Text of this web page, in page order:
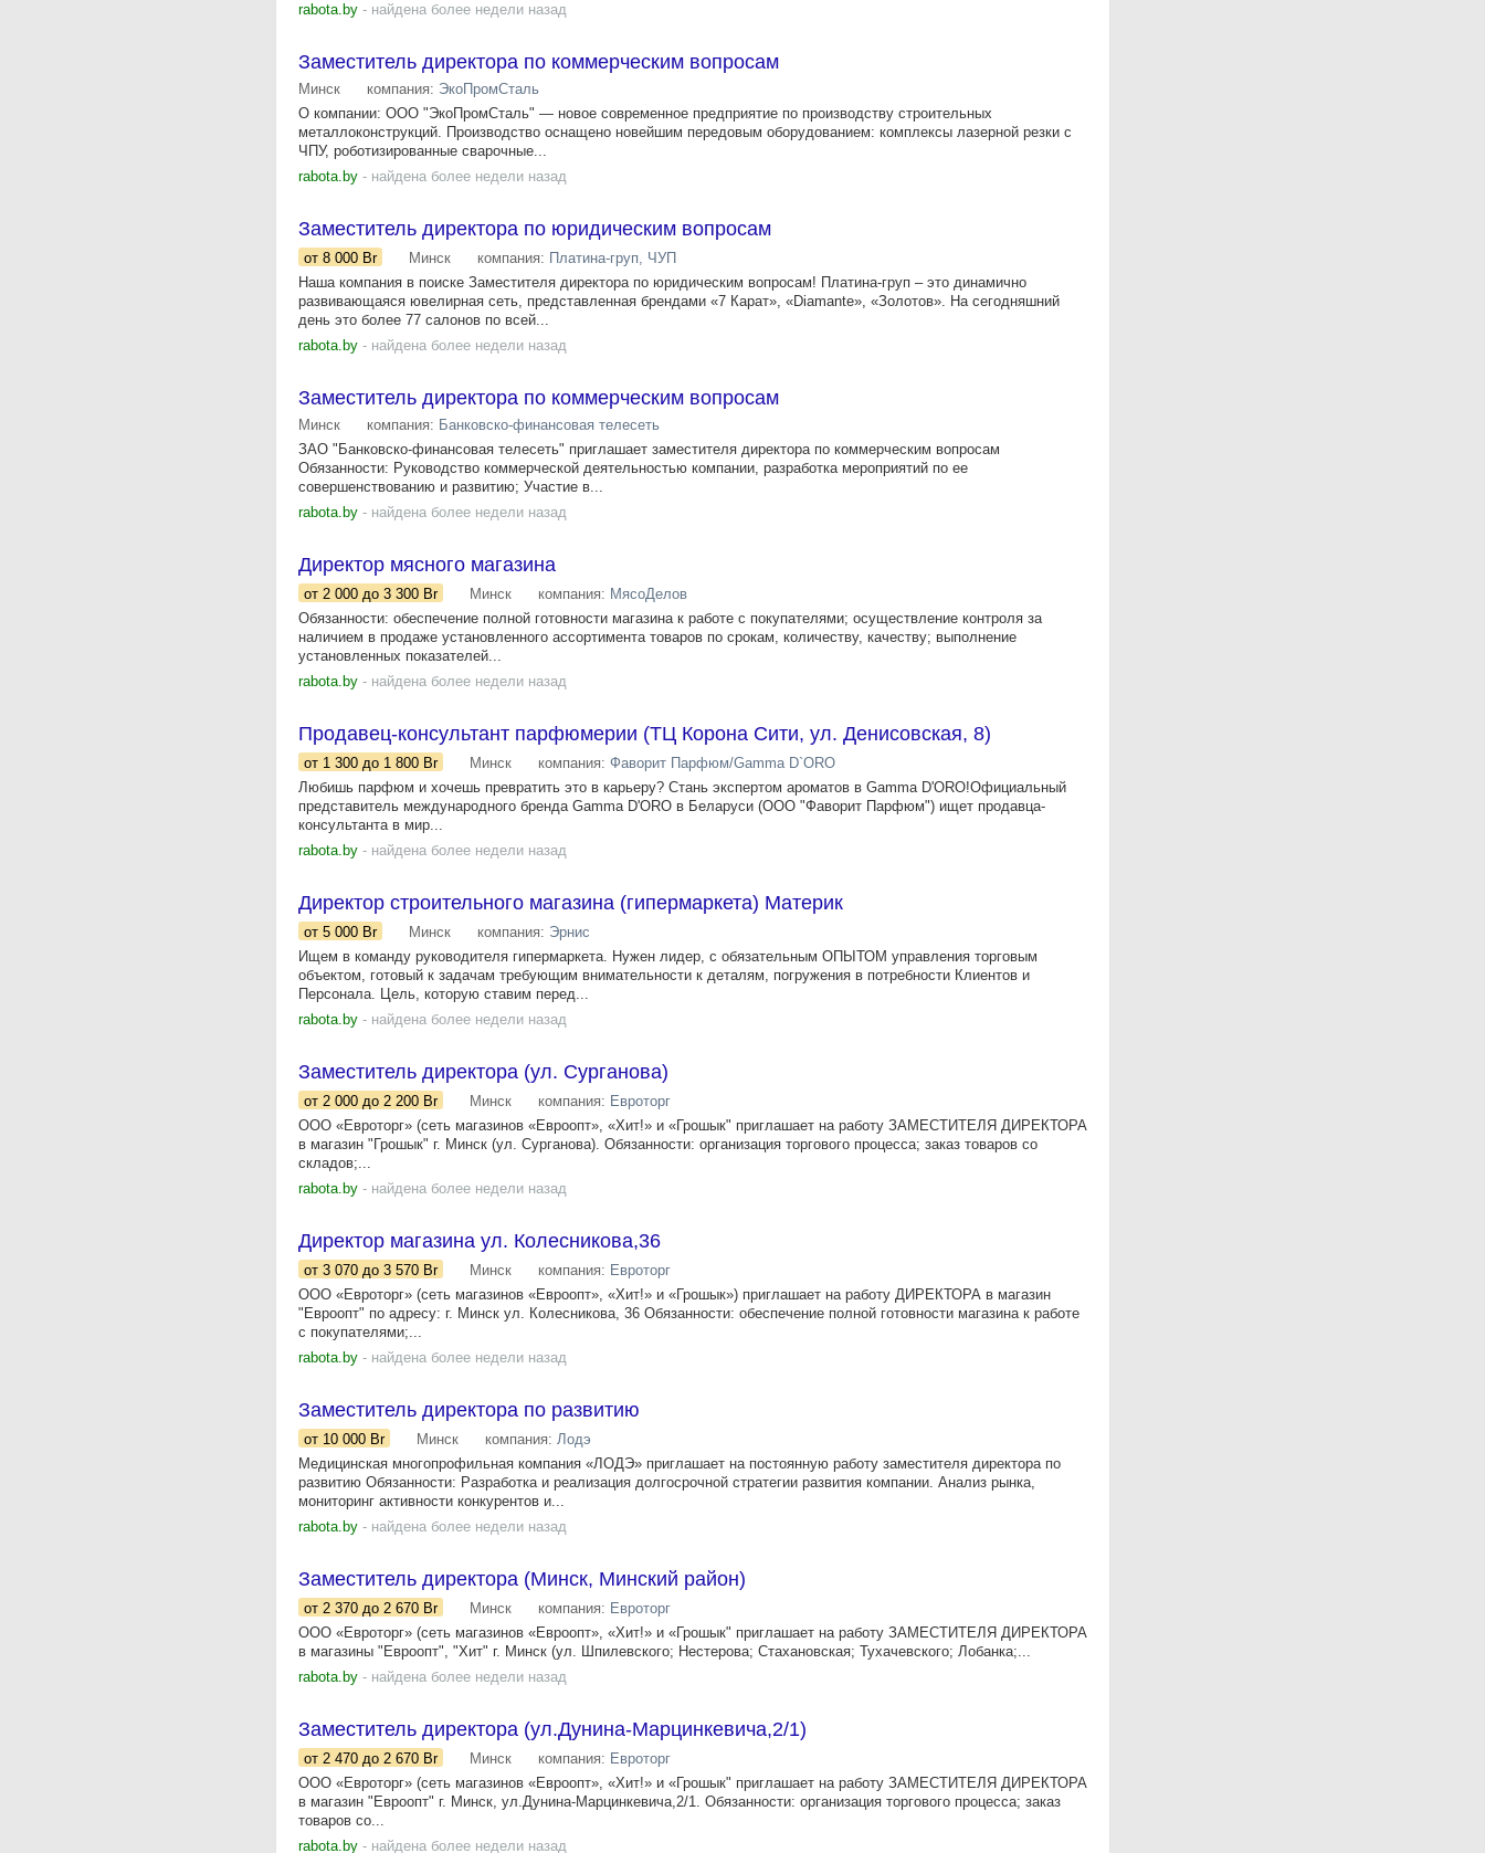
rabota.by - найдена более недели назад
Заместитель директора по коммерческим вопросам
Минск компания: ЭкоПромСталь
О компании: ООО "ЭкоПромСталь" — новое современное предприятие по производству строительных
металлоконструкций. Производство оснащено новейшим передовым оборудованием: комплексы лазерной резки с
ЧПУ, роботизированные сварочные...
rabota.by - найдена более недели назад
Заместитель директора по юридическим вопросам
от 8 000 Br Минск компания: Платина-груп, ЧУП
Наша компания в поиске Заместителя директора по юридическим вопросам! Платина-груп – это динамично
развивающаяся ювелирная сеть, представленная брендами «7 Карат», «Diamante», «Золотов». На сегодняшний
день это более 77 салонов по всей...
rabota.by - найдена более недели назад
Заместитель директора по коммерческим вопросам
Минск компания: Банковско-финансовая телесеть
ЗАО "Банковско-финансовая телесеть" приглашает заместителя директора по коммерческим вопросам
Обязанности: Руководство коммерческой деятельностью компании, разработка мероприятий по ее
совершенствованию и развитию; Участие в...
rabota.by - найдена более недели назад
Директор мясного магазина
от 2 000 до 3 300 Br Минск компания: МясоДелов
Обязанности: обеспечение полной готовности магазина к работе с покупателями; осуществление контроля за
наличием в продаже установленного ассортимента товаров по срокам, количеству, качеству; выполнение
установленных показателей...
rabota.by - найдена более недели назад
Продавец-консультант парфюмерии (ТЦ Корона Сити, ул. Денисовская, 8)
от 1 300 до 1 800 Br Минск компания: Фаворит Парфюм/Gamma D`ORO
Любишь парфюм и хочешь превратить это в карьеру? Стань экспертом ароматов в Gamma D'ORO!Официальный
представитель международного бренда Gamma D'ORO в Беларуси (ООО "Фаворит Парфюм") ищет продавца-
консультанта в мир...
rabota.by - найдена более недели назад
Директор строительного магазина (гипермаркета) Материк
от 5 000 Br Минск компания: Эрнис
Ищем в команду руководителя гипермаркета. Нужен лидер, с обязательным ОПЫТОМ управления торговым
объектом, готовый к задачам требующим внимательности к деталям, погружения в потребности Клиентов и
Персонала. Цель, которую ставим перед...
rabota.by - найдена более недели назад
Заместитель директора (ул. Сурганова)
от 2 000 до 2 200 Br Минск компания: Евроторг
ООО «Евроторг» (сеть магазинов «Евроопт», «Хит!» и «Грошык" приглашает на работу ЗАМЕСТИТЕЛЯ ДИРЕКТОРА
в магазин "Грошык" г. Минск (ул. Сурганова). Обязанности: организация торгового процесса; заказ товаров со
складов;...
rabota.by - найдена более недели назад
Директор магазина ул. Колесникова,36
от 3 070 до 3 570 Br Минск компания: Евроторг
ООО «Евроторг» (сеть магазинов «Евроопт», «Хит!» и «Грошык») приглашает на работу ДИРЕКТОРА в магазин
"Евроопт" по адресу: г. Минск ул. Колесникова, 36 Обязанности: обеспечение полной готовности магазина к работе
с покупателями;...
rabota.by - найдена более недели назад
Заместитель директора по развитию
от 10 000 Br Минск компания: Лодэ
Медицинская многопрофильная компания «ЛОДЭ» приглашает на постоянную работу заместителя директора по
развитию Обязанности: Разработка и реализация долгосрочной стратегии развития компании. Анализ рынка,
мониторинг активности конкурентов и...
rabota.by - найдена более недели назад
Заместитель директора (Минск, Минский район)
от 2 370 до 2 670 Br Минск компания: Евроторг
ООО «Евроторг» (сеть магазинов «Евроопт», «Хит!» и «Грошык" приглашает на работу ЗАМЕСТИТЕЛЯ ДИРЕКТОРА
в магазины "Евроопт", "Хит" г. Минск (ул. Шпилевского; Нестерова; Стахановская; Тухачевского; Лобанка;...
rabota.by - найдена более недели назад
Заместитель директора (ул.Дунина-Марцинкевича,2/1)
от 2 470 до 2 670 Br Минск компания: Евроторг
ООО «Евроторг» (сеть магазинов «Евроопт», «Хит!» и «Грошык" приглашает на работу ЗАМЕСТИТЕЛЯ ДИРЕКТОРА
в магазин "Евроопт" г. Минск, ул.Дунина-Марцинкевича,2/1. Обязанности: организация торгового процесса; заказ
товаров со...
rabota.by - найдена более недели назад